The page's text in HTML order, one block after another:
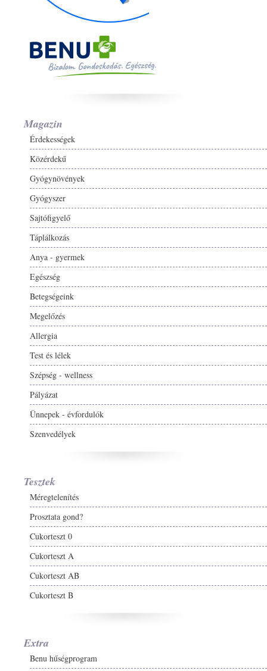
Magazin
Érdekességek
Közérdekű
Gyógynövények
Gyógyszer
Sajtófigyelő
Táplálkozás
Anya - gyermek
Egészség
Betegségeink
Megelőzés
Allergia
Test és lélek
Szépség - wellness
Pályázat
Ünnepek - évfordulók
Szenvedélyek
Tesztek
Méregtelenítés
Prosztata gond?
Cukorteszt 0
Cukorteszt A
Cukorteszt AB
Cukorteszt B
Extra
Benu hűségprogram